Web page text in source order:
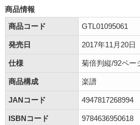
商品情報
商品コード
GTL01095061
発売日 2017年11月20日
仕様 菊倍判縦/92ペー
商品構成 楽譜
JANコード 4947817268994
ISBNコード 9784636950618